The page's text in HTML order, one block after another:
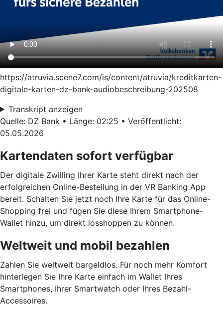
https://atruvia.scene7.com/is/content/atruvia/kreditkarten-
digitale-karten-dz-bank-audiobeschreibung-202508
Transkript anzeigen
Quelle: DZ Bank • Länge: 02:25 • Veröffentlicht:
05.05.2026
Kartendaten sofort verfügbar
Der digitale Zwilling Ihrer Karte steht direkt nach der
erfolgreichen Online-Bestellung in der VR Banking App
bereit. Schalten Sie jetzt noch Ihre Karte für das Online-
Shopping frei und fügen Sie diese Ihrem Smartphone-
Wallet hinzu, um direkt losshoppen zu können.
Weltweit und mobil bezahlen
Zahlen Sie weltweit bargeldlos. Für noch mehr Komfort
hinterlegen Sie Ihre Karte einfach im Wallet Ihres
Smartphones, Ihrer Smartwatch oder Ihres Bezahl-
Accessoires.